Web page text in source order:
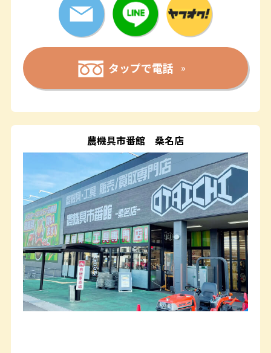
タップで電話
農機具市番館 桑名店